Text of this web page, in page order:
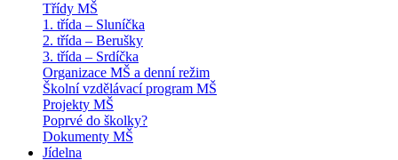
Třídy MŠ
1. třída – Sluníčka
2. třída – Berušky
3. třída – Srdíčka
Organizace MŠ a denní režim
Školní vzdělávací program MŠ
Projekty MŠ
Poprvé do školky?
Dokumenty MŠ
Jídelna